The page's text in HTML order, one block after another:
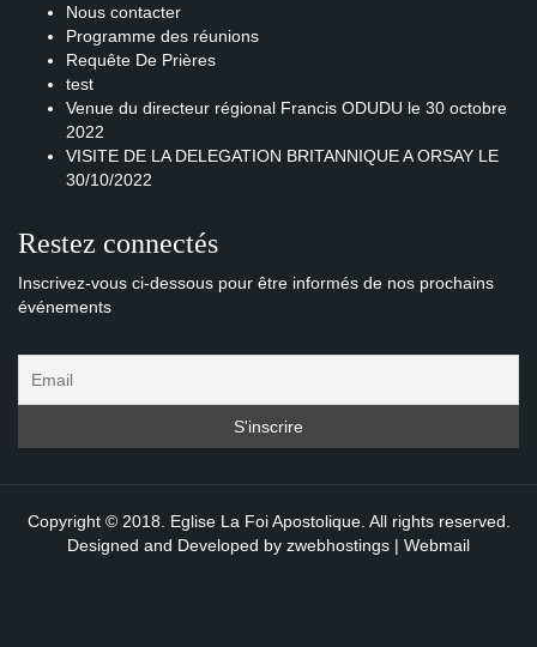
Nous contacter
Programme des réunions
Requête De Prières
test
Venue du directeur régional Francis ODUDU le 30 octobre
2022
VISITE DE LA DELEGATION BRITANNIQUE A ORSAY LE
30/10/2022
Restez connectés
Inscrivez-vous ci-dessous pour être informés de nos prochains
événements
Copyright © 2018. Eglise La Foi Apostolique. All rights reserved.
Designed and Developed by zwebhostings | Webmail